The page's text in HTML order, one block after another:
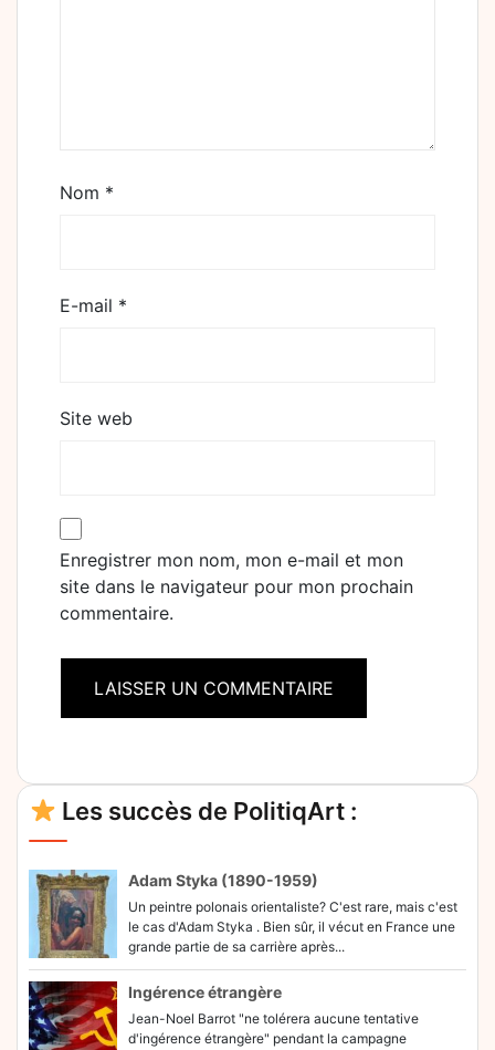
Nom *
E-mail *
Site web
Enregistrer mon nom, mon e-mail et mon
site dans le navigateur pour mon prochain
commentaire.
Les succès de PolitiqArt :
Adam Styka (1890-1959)
Un peintre polonais orientaliste? C'est rare, mais c'est
le cas d'Adam Styka . Bien sûr, il vécut en France une
grande partie de sa carrière après...
Ingérence étrangère
Jean-Noel Barrot "ne tolérera aucune tentative
d'ingérence étrangère" pendant la campagne